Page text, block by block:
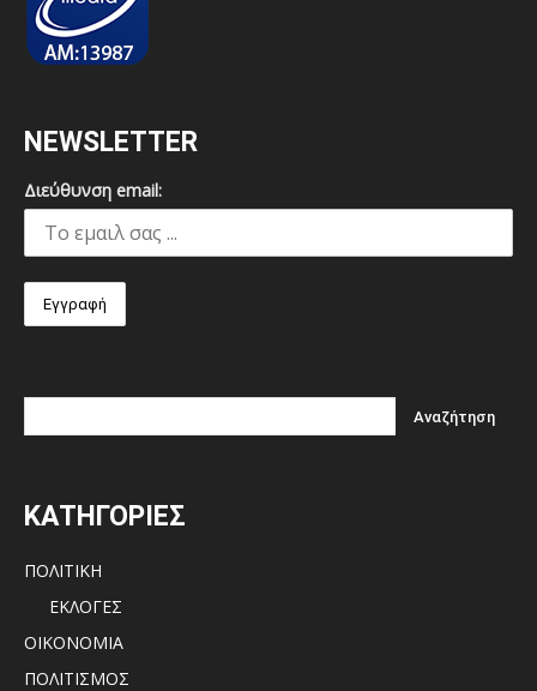
NEWSLETTER
Διεύθυνση email:
ΚΑΤΗΓΟΡΙΕΣ
ΠΟΛΙΤΙΚΗ
ΕΚΛΟΓΕΣ
ΟΙΚΟΝΟΜΙΑ
ΠΟΛΙΤΙΣΜΟΣ